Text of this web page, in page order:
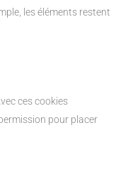
les éléments restent
ces cookies
pour placer